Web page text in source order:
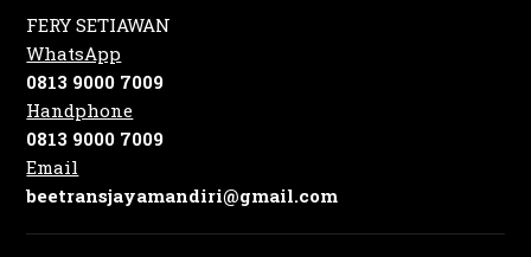
FERY SETIAWAN
WhatsApp
0813 9000 7009
Handphone
0813 9000 7009
Email
beetransjayamandiri@gmail.com